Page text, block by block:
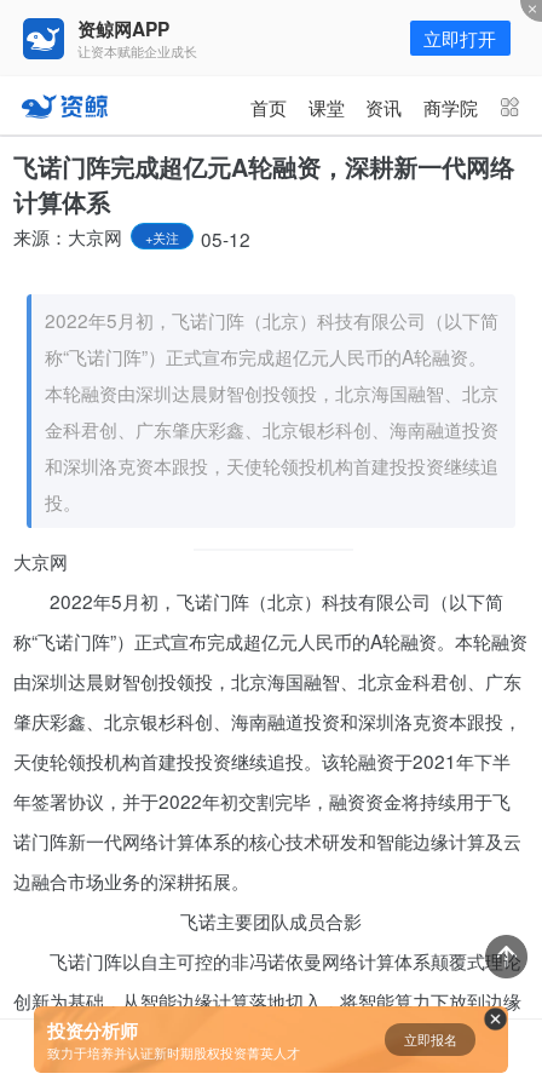
资鲸网APP
让资本赋能企业成长 立即打开
首页 课堂 资讯 商学院
资讯 课堂 直播 商学院
报告
年入百万，也不一定能看懂“商业
模式”！推荐收藏！
08-02
资鲸精选 | 又来一头独角兽！全球
排名第一，年营收170亿，业绩增
速堪称疯狂！
10-16
资鲸精选 | 一分钟简单粗暴秒懂“科
创板”
11-07
短视频用户规模超2.4亿 商业模式
仍处于探索当中
07-24
配股权的
资鲸精选 | IPO并购案例深度解读-
从富士康、明匠智能、Daintree说
09-14
飞诺门阵完成超亿元A轮融资，深耕新一代网络
计算体系
来源：大京网 +关注 05-12
2022年5月初，飞诺门阵（北京）科技有限公司（以下简
称“飞诺门阵”）正式宣布完成超亿元人民币的A轮融资。
本轮融资由深圳达晨财智创投领投，北京海国融智、北京
金科君创、广东肇庆彩鑫、北京银杉科创、海南融道投资
和深圳洛克资本跟投，天使轮领投机构首建投投资继续追
投。
大京网
2022年5月初，飞诺门阵（北京）科技有限公司（以下简
称“飞诺门阵”）正式宣布完成超亿元人民币的A轮融资。本轮融资
由深圳达晨财智创投领投，北京海国融智、北京金科君创、广东
肇庆彩鑫、北京银杉科创、海南融道投资和深圳洛克资本跟投，
天使轮领投机构首建投投资继续追投。该轮融资于2021年下半
年签署协议，并于2022年初交割完毕，融资资金将持续用于飞
诺门阵新一代网络计算体系的核心技术研发和智能边缘计算及云
边融合市场业务的深耕拓展。
飞诺主要团队成员合影
飞诺门阵以自主可控的非冯诺依曼网络计算体系颠覆式理论
创新为基础，从智能边缘计算落地切入，将智能算力下放到边缘
侧，通过自主研发边缘云、通用智能平台等软件及自主设计的硬
投资分析师
致力于培养并认证新时期股权投资菁英人才
立即报名